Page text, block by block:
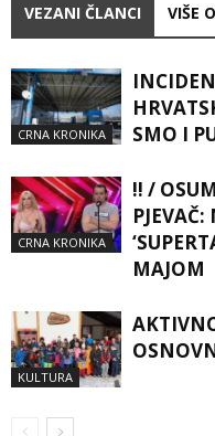
VEZANI ČLANCI VIŠE
CRNA KRONIKA
SMO I
CRNA KRONIKA
!! /
MAJOM
KULTURA